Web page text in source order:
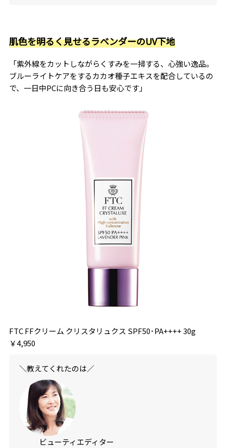
肌色を明るく見せるラベンダーのUV下地
「紫外線をカットしながらくすみを一掃する、心強い逸品。
ブルーライトケアをするカカオ種子エキスを配合しているの
で、一日中PCに向き合う日も安心です」
FTC FFクリーム クリスタリュクス SPF50･PA++++ 30g
￥4,950
＼教えてくれたのは／
ビューティエディター